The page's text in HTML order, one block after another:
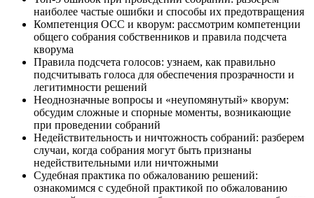
наиболее частые ошибки и способы их предотвращения
Компетенция ОСС и кворум: рассмотрим компетенции
общего собрания собственников и правила подсчета
кворума
Правила подсчета голосов: узнаем, как правильно
подсчитывать голоса для обеспечения прозрачности и
легитимности решений
Неоднозначные вопросы и «неупомянутый» кворум:
обсудим сложные и спорные моменты, возникающие
при проведении собраний
Недействительность и ничтожность собраний: разберем
случаи, когда собрания могут быть признаны
недействительными или ничтожными
Судебная практика по обжалованию решений:
ознакомимся с судебной практикой по обжалованию